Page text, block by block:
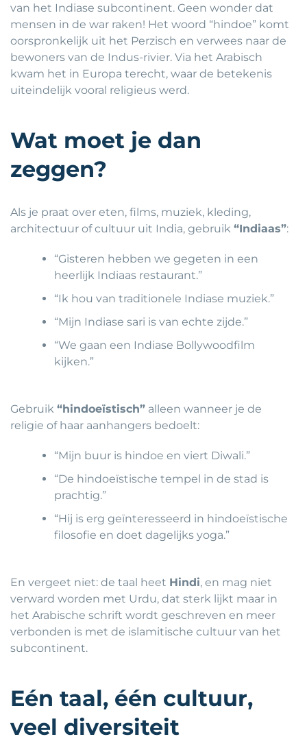
van het Indiase subcontinent. Geen wonder dat
mensen in de war raken! Het woord “hindoe” komt
oorspronkelijk uit het Perzisch en verwees naar de
bewoners van de Indus-rivier. Via het Arabisch
kwam het in Europa terecht, waar de betekenis
uiteindelijk vooral religieus werd.
Wat moet je dan
zeggen?
Als je praat over eten, films, muziek, kleding,
architectuur of cultuur uit India, gebruik “Indiaas”:
“Gisteren hebben we gegeten in een
heerlijk Indiaas restaurant.”
“Ik hou van traditionele Indiase muziek.”
“Mijn Indiase sari is van echte zijde.”
“We gaan een Indiase Bollywoodfilm
kijken.”
Gebruik “hindoeïstisch” alleen wanneer je de
religie of haar aanhangers bedoelt:
“Mijn buur is hindoe en viert Diwali.”
“De hindoeïstische tempel in de stad is
prachtig.”
“Hij is erg geïnteresseerd in hindoeïstische
filosofie en doet dagelijks yoga.”
En vergeet niet: de taal heet Hindi, en mag niet
verward worden met Urdu, dat sterk lijkt maar in
het Arabische schrift wordt geschreven en meer
verbonden is met de islamitische cultuur van het
subcontinent.
Eén taal, één cultuur,
veel diversiteit